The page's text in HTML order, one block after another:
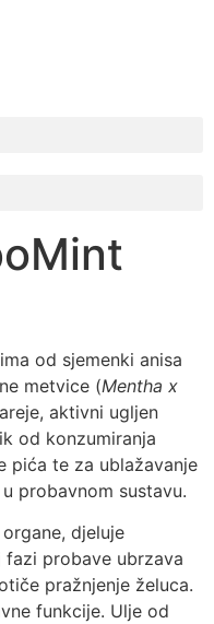
od sjemenki anisa
metvice (Mentha x
aktivni ugljen
od konzumiranja
pića te za ublažavanje
probavnom sustavu.
djeluje
fazi probave ubrzava
pražnjenje želuca.
funkcije. Ulje od